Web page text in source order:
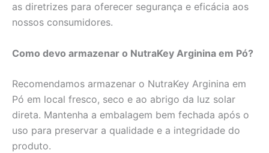
as diretrizes para oferecer segurança e eficácia aos
nossos consumidores.
Como devo armazenar o NutraKey Arginina em Pó?
Recomendamos armazenar o NutraKey Arginina em
Pó em local fresco, seco e ao abrigo da luz solar
direta. Mantenha a embalagem bem fechada após o
uso para preservar a qualidade e a integridade do
produto.